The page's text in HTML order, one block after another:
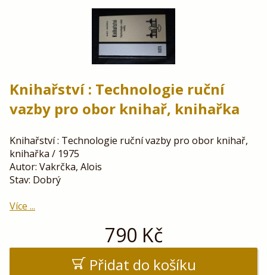
Knihařství : Technologie ruční
vazby pro obor knihař, knihařka
Knihařství : Technologie ruční vazby pro obor knihař,
knihařka / 1975
Autor: Vakrčka, Alois
Stav: Dobrý
Více ...
790 Kč
Přidat do košíku